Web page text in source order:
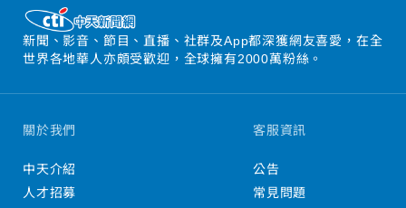
新聞、影音、節目、直播、社群及App都深獲網友喜愛，在全
世界各地華人亦頗受歡迎，全球擁有2000萬粉絲。
關於我們
中天介紹
人才招募
客服資訊
公告
常見問題